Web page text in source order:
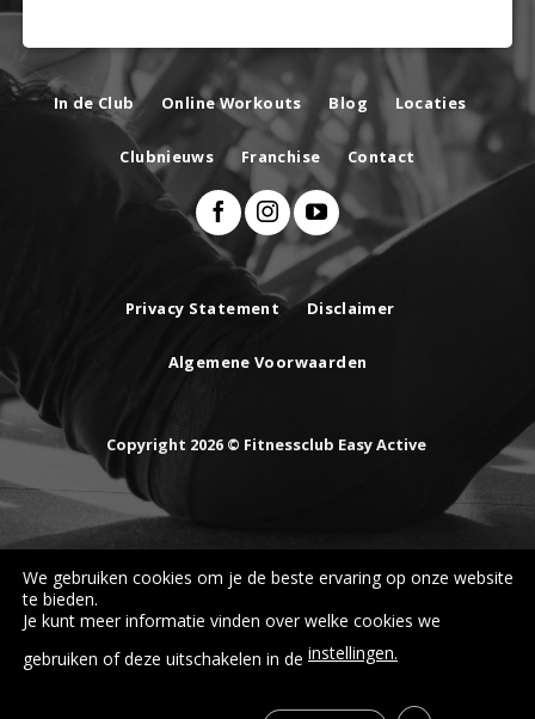
In de Club Online Workouts Blog Locaties
Clubnieuws Franchise Contact
Privacy Statement Disclaimer
Algemene Voorwaarden
Copyright 2026 © Fitnessclub Easy Active
We gebruiken cookies om je de beste ervaring op onze website
te bieden.
Je kunt meer informatie vinden over welke cookies we
gebruiken of deze uitschakelen in de instellingen.